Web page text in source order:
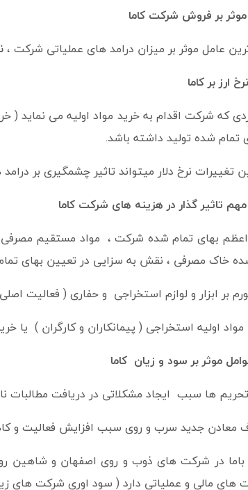
بر فروش شرکت کاما
عامل موثر بر میزان درامد های عملیاتی شرکت ،
ارز بر کاما
که شرکت اقدام به خرید مواد اولیه می نماید (
تمام شده تولید داشته باشد.
تغییرات نرخ دلار میتواند تاثیر چشمگیری بر
تاثیر گذار در هزینه های شرکت کاما
بهای تمام شده شرکت ، مواد مستقیم مصرفی (
خاک مصرفی ، نقش به سزایی در تعیین بهای
بر ابزار و لوازم استخراجی و حفاری ( فعالیت
مواد اولیه استخراجی ( پیمانکاران و کارگران )
موثر بر سود و زیان کاما
ها سبب ایجاد مشکلاتی در دریافت مطالبات
معادن جدید سرب و روی سبب افزایش فعالیت و
در شرکت های ذوب و روی اصفهان و شاهین
مالی و عملیاتی دارد ( سود اوری شرکت های